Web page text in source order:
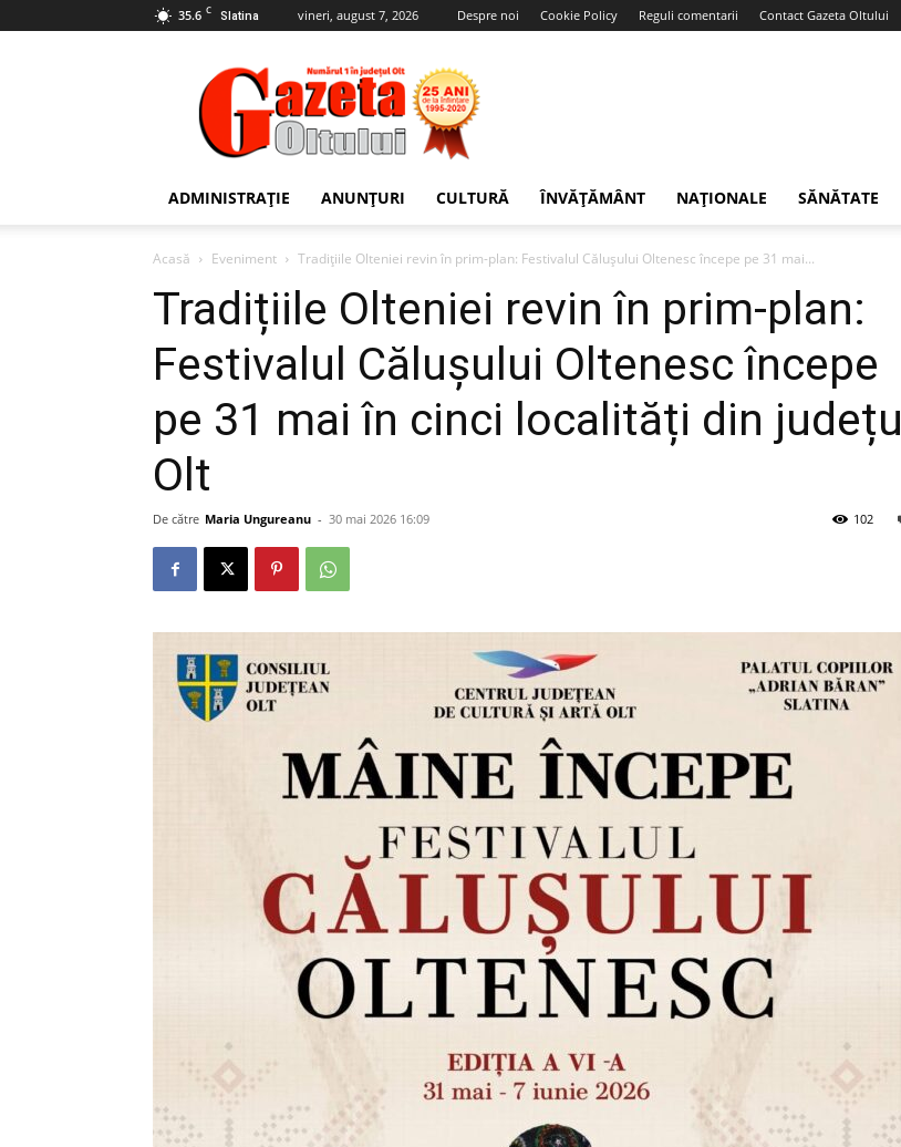
35.6 C Slatina vineri, august 7, 2026 Despre noi Cookie Policy Reguli comentarii Contact Gazeta Oltului
Gazeta
Oltului
ADMINISTRAȚIE ANUNȚURI CULTURĂ ÎNVĂȚĂMÂNT NAȚIONALE SĂNĂTATE
Acasă Eveniment Tradițiile Olteniei revin în prim-plan: Festivalul Călușului Oltenesc începe pe 31 mai...
Tradițiile Olteniei revin în prim-plan:
Festivalul Călușului Oltenesc începe
pe 31 mai în cinci localități din județul
Olt
De către Maria Ungureanu - 30 mai 2026 16:09 102